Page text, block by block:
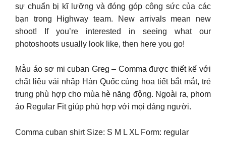
sự chuẩn bị kĩ lưỡng và đóng góp công sức của các
bạn trong Highway team. New arrivals mean new
shoot! If you’re interested in seeing what our
photoshoots usually look like, then here you go!
Mẫu áo sơ mi cuban Greg – Comma được thiết kế với
chất liệu vải nhập Hàn Quốc cùng họa tiết bắt mắt, trẻ
trung phù hợp cho mùa hè năng động. Ngoài ra, phom
áo Regular Fit giúp phù hợp với mọi dáng người.
Comma cuban shirt Size: S M L XL Form: regular